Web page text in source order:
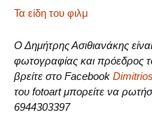
Τα είδη του φιλμ
Ο Δημήτρης Ασιθιανάκης
φωτογραφίας και πρόεδρος
βρείτε στο Facebook
του fotoart μπορείτε να
6944303397